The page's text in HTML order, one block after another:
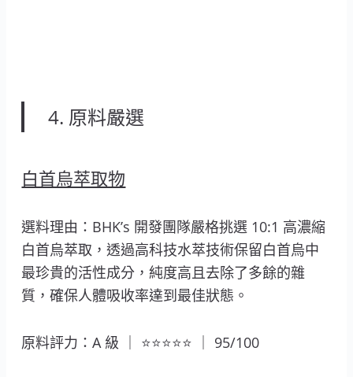
4. 原料嚴選
白首烏萃取物
選料理由：BHK’s 開發團隊嚴格挑選 10:1 高濃縮
白首烏萃取，透過高科技水萃技術保留白首烏中
最珍貴的活性成分，純度高且去除了多餘的雜
質，確保人體吸收率達到最佳狀態。
原料評力：A 級 ｜ ⭐⭐⭐⭐⭐ ｜ 95/100